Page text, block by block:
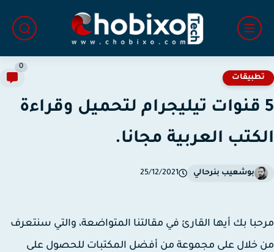
قنوات تيليجرام لتحميل وقراءة
العربية مجانا.
بوشعيب بنرحالي 25/12/2021
بك أيها القارئ في مقالتنا المتواضعة، والتي سنتعرف
خلال على مجموعة من أفضل المكتبات للحصول على